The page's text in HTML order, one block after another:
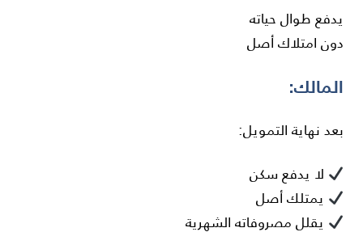
يدفع طوال حياته
دون امتلاك أصل
المالك:
بعد نهاية التمويل:
لا يدفع سكن
يمتلك أصل
يقلل مصروفاته الشهرية